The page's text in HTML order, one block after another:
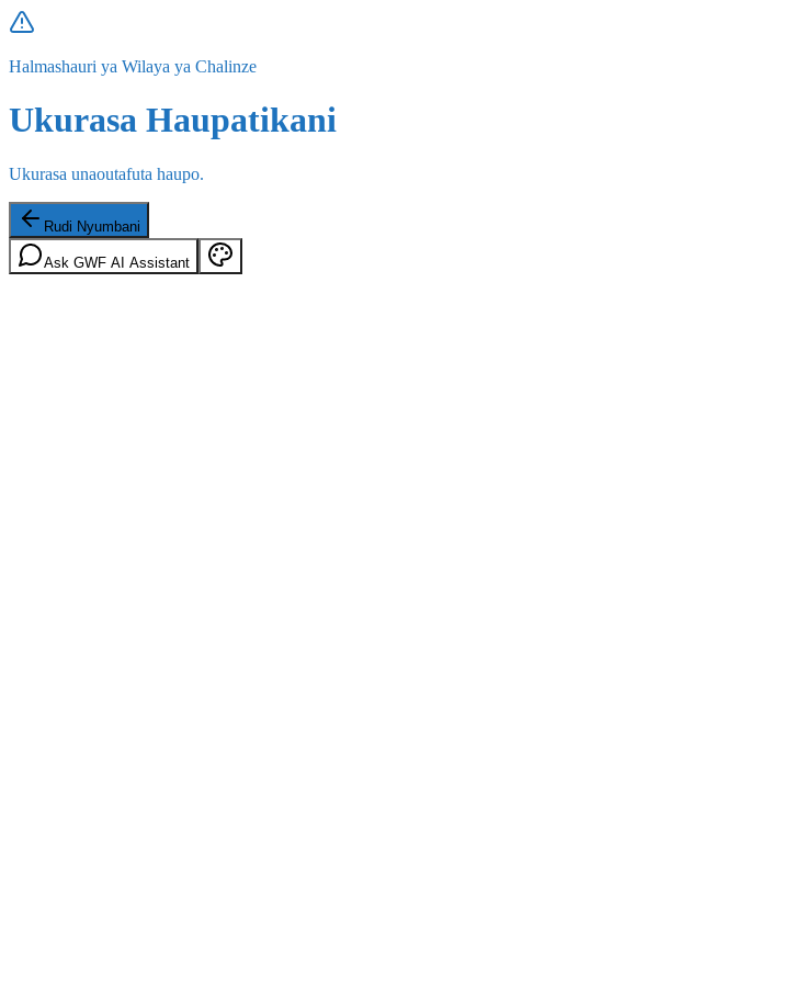
Halmashauri ya Wilaya ya Chalinze
Ukurasa Haupatikani
Ukurasa unaoutafuta haupo.
Rudi Nyumbani
Ask GWF AI Assistant